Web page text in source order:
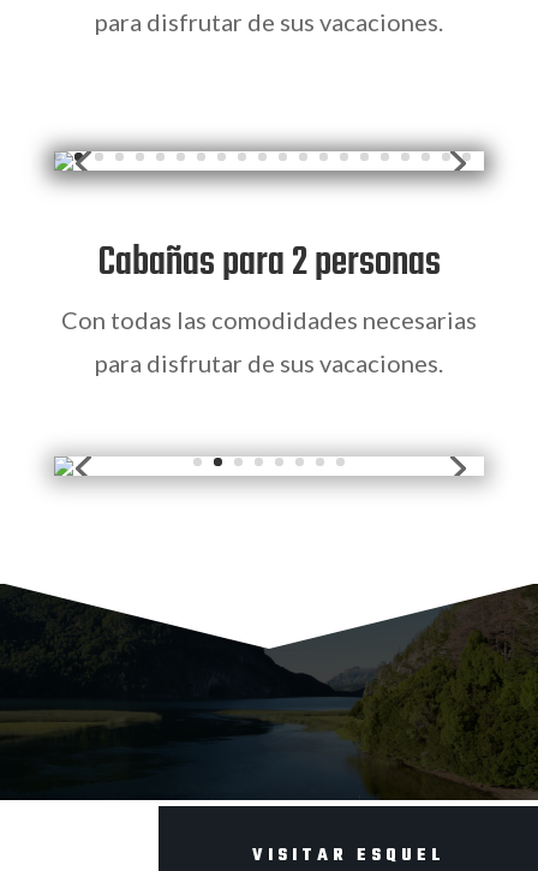
para disfrutar de sus vacaciones.
Cabañas para 2 personas
Con todas las comodidades necesarias
para disfrutar de sus vacaciones.
VISITAR ESQUEL